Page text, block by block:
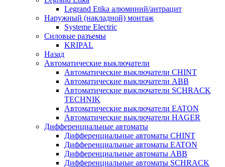
Legrand Etika алюминий/антрацит
Наружный (накладной) монтаж
Systeme Electric
Силовые разъемы
KRIPAL
Назад
Автоматические выключатели
Автоматические выключатели CHINT
Автоматические выключатели ABB
Автоматические выключатели SCHRACK
TECHNIK
Автоматические выключатели EATON
Автоматические выключатели HAGER
Дифференциальные автоматы
Дифференциальные автоматы CHINT
Дифференциальные автоматы EATON
Дифференциальные автоматы ABB
Дифференциальные автоматы SCHRACK